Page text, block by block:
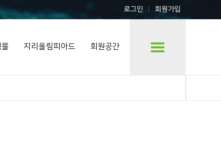
로그인 회원가입
지리올림피아드 회원공간